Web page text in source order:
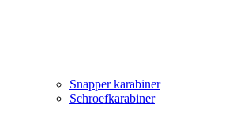
Snapper karabiner
Schroefkarabiner